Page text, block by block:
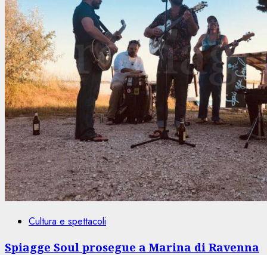
Cultura e spettacoli
Spiagge Soul prosegue a Marina di Ravenna